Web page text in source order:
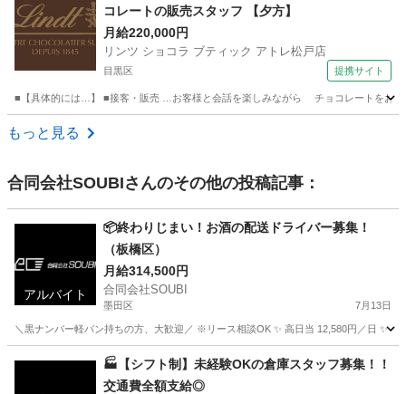
コレートの販売スタッフ 【夕方】
月給220,000円
リンツ ショコラ ブティック アトレ松戸店
目黒区 提携サイト
■【具体的には…】 ■接客・販売 …お客様と会話を楽しみながら チョコレートをおす
東京 目黒区
もっと見る
合同会社SOUBIさんのその他の投稿記事：
アルバイト
📦終わりじまい！お酒の配送ドライバー募集！
（板橋区）
月給314,500円
合同会社SOUBI
墨田区 7月13日
＼黒ナンバー軽バン持ちの方、大歓迎／ ※リース相談OK ✨ 高日当 12,580円／
配送
🏭【シフト制】未経験OKの倉庫スタッフ募集！！
交通費全額支給◎